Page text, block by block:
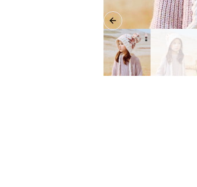
Previous slide